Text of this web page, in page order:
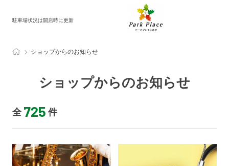
駐車場状況は開店時に更新
ショップからのお知らせ
ショップからのお知らせ
全 725 件